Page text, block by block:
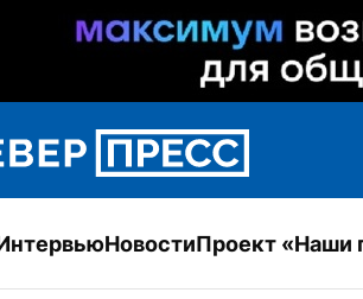
НовостиПроект «Наши